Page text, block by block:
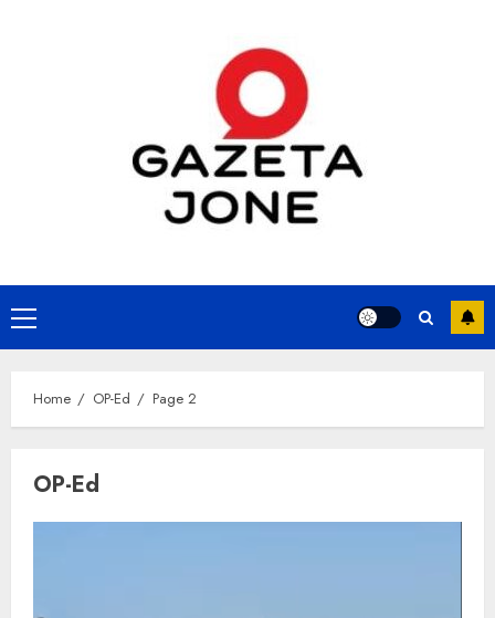
Primary
Menu
Home OP-Ed Page 2
OP-Ed